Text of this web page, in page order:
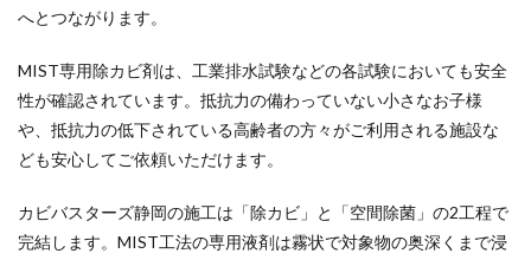
へとつながります。
MIST専用除カビ剤は、工業排水試験などの各試験においても安全
性が確認されています。抵抗力の備わっていない小さなお子様
や、抵抗力の低下されている高齢者の方々がご利用される施設な
ども安心してご依頼いただけます。
カビバスターズ静岡の施工は「除カビ」と「空間除菌」の2工程で
完結します。MIST工法の専用液剤は霧状で対象物の奥深くまで浸